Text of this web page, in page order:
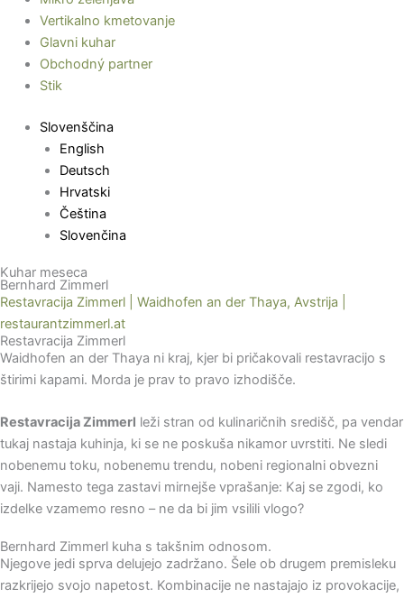
Vertikalno kmetovanje
Glavni kuhar
Obchodný partner
Stik
Slovenščina
English
Deutsch
Hrvatski
Čeština
Slovenčina
Kuhar meseca
Bernhard Zimmerl
Restavracija Zimmerl | Waidhofen an der Thaya, Avstrija |
restaurantzimmerl.at
Restavracija Zimmerl
Waidhofen an der Thaya ni kraj, kjer bi pričakovali restavracijo s
štirimi kapami. Morda je prav to pravo izhodišče.
Restavracija Zimmerl leži stran od kulinaričnih središč, pa vendar
tukaj nastaja kuhinja, ki se ne poskuša nikamor uvrstiti. Ne sledi
nobenemu toku, nobenemu trendu, nobeni regionalni obvezni
vaji. Namesto tega zastavi mirnejše vprašanje: Kaj se zgodi, ko
izdelke vzamemo resno – ne da bi jim vsilili vlogo?
Bernhard Zimmerl kuha s takšnim odnosom.
Njegove jedi sprva delujejo zadržano. Šele ob drugem premisleku
razkrijejo svojo napetost. Kombinacije ne nastajajo iz provokacije,